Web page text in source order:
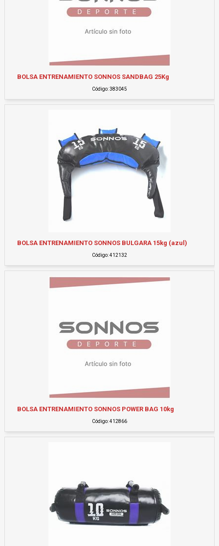
BOLSA ENTRENAMIENTO SONNOS SANDBAG 25Kg
Código: 383045
BOLSA ENTRENAMIENTO SONNOS BULGARA 15kg (azul)
Código: 412132
BOLSA ENTRENAMIENTO SONNOS POWER BAG 10kg
Código: 412866